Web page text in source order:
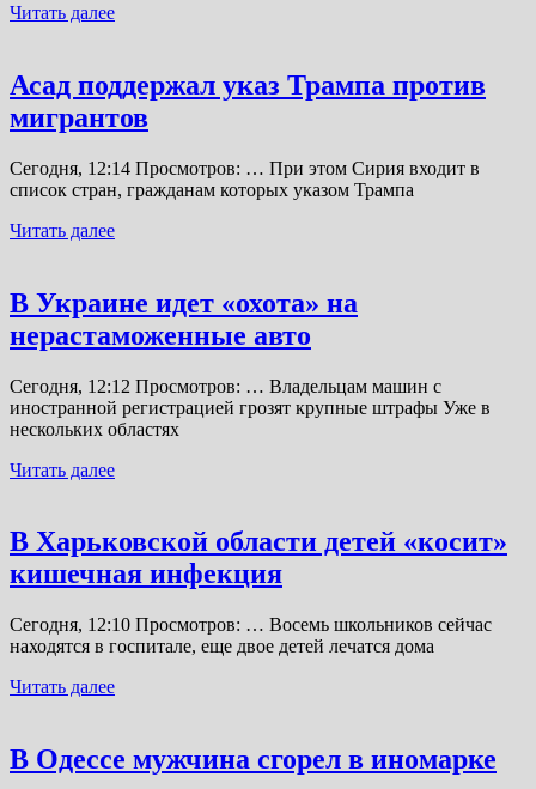
Читать далее
Асад поддержал указ Трампа против
мигрантов
Сегодня, 12:14 Просмотров: … При этом Сирия входит в
список стран, гражданам которых указом Трампа
Читать далее
В Украине идет «охота» на
нерастаможенные авто
Сегодня, 12:12 Просмотров: … Владельцам машин с
иностранной регистрацией грозят крупные штрафы Уже в
нескольких областях
Читать далее
В Харьковской области детей «косит»
кишечная инфекция
Сегодня, 12:10 Просмотров: … Восемь школьников сейчас
находятся в госпитале, еще двое детей лечатся дома
Читать далее
В Одессе мужчина сгорел в иномарке